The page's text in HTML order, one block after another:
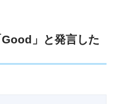
Good」と発言した